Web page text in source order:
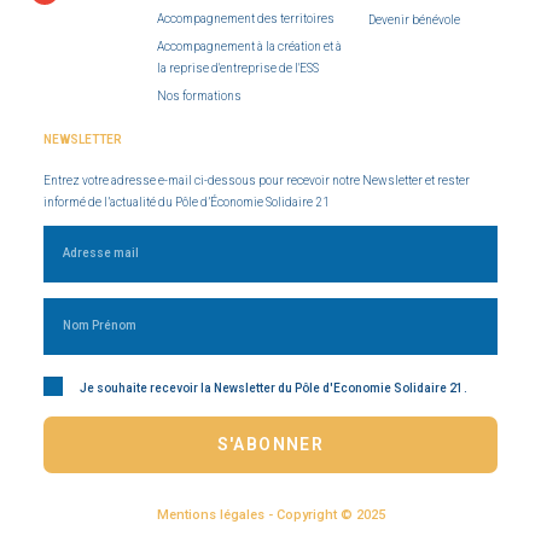
Accompagnement des territoires
Accompagnement à la création et à
la reprise d'entreprise de l'ESS
Nos formations
Devenir bénévole
NEWSLETTER
Entrez votre adresse e-mail ci-dessous pour recevoir notre Newsletter et rester
informé de l’actualité du Pôle d’Économie Solidaire 21
Je souhaite recevoir la Newsletter du Pôle d'Economie Solidaire 21.
S'ABONNER
Mentions légales - Copyright © 2025